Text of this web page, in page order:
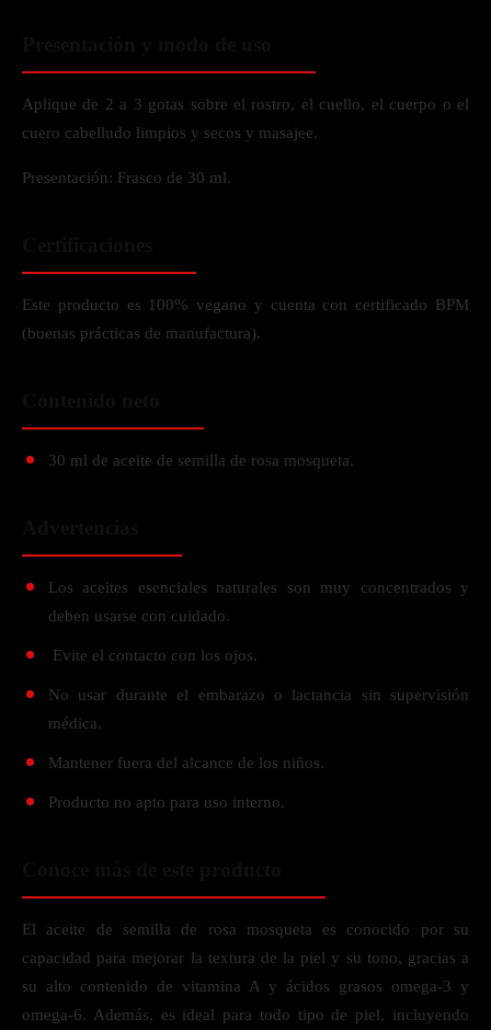
Aplique de 2 a 3 gotas sobre el rostro, el cuello, el cuerpo o el
cuero cabelludo limpios y secos y masajee.
Presentación: Frasco de 30 ml.
Este producto es 100% vegano y cuenta con certificado BPM
(buenas prácticas de manufactura).
30 ml de aceite de semilla de rosa mosqueta.
Los aceites esenciales naturales son muy concentrados y
deben usarse con cuidado.
Evite el contacto con los ojos.
No usar durante el embarazo o lactancia sin supervisión
médica.
Mantener fuera del alcance de los niños.
Producto no apto para uso interno.
El aceite de semilla de rosa mosqueta es conocido por su
capacidad para mejorar la textura de la piel y su tono, gracias a
su alto contenido de vitamina A y ácidos grasos omega-3 y
omega-6. Además, es ideal para todo tipo de piel, incluyendo